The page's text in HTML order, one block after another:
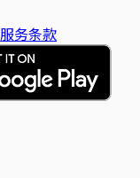
服务条款